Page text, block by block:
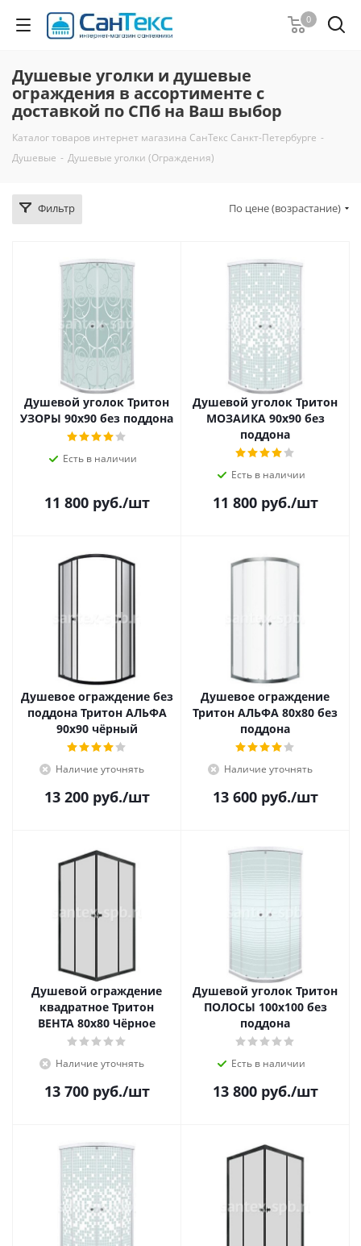
0
Душевые уголки и душевые
ограждения в ассортименте с
доставкой по СПб на Ваш выбор
Каталог товаров интернет магазина СанТекс Санкт-Петербурге -
Душевые - Душевые уголки (Ограждения)
Фильтр По цене (возрастание)
Душевой уголок Тритон
УЗОРЫ 90x90 без поддона
Есть в наличии
11 800руб./шт
Душевой уголок Тритон
МОЗАИКА 90x90 без
поддона
Есть в наличии
11 800руб./шт
Душевое ограждение без
поддона Тритон АЛЬФА
90x90 чёрный
Наличие уточнять
13 200руб./шт
Душевое ограждение
Тритон АЛЬФА 80x80 без
поддона
Наличие уточнять
13 600руб./шт
Душевой ограждение
квадратное Тритон
ВЕНТА 80x80 Чёрное
Наличие уточнять
13 700руб./шт
Душевой уголок Тритон
ПОЛОСЫ 100x100 без
поддона
Есть в наличии
13 800руб./шт